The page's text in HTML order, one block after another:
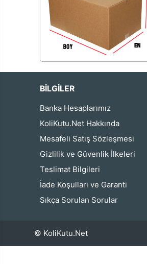
BİLGİLER
Banka Hesaplarımız
KoliKutu.Net Hakkında
Mesafeli Satış Sözleşmesi
Gizlilik ve Güvenlik İlkeleri
Teslimat Bilgileri
İade Koşulları ve Garanti
Sıkça Sorulan Sorular
© KoliKutu.Net